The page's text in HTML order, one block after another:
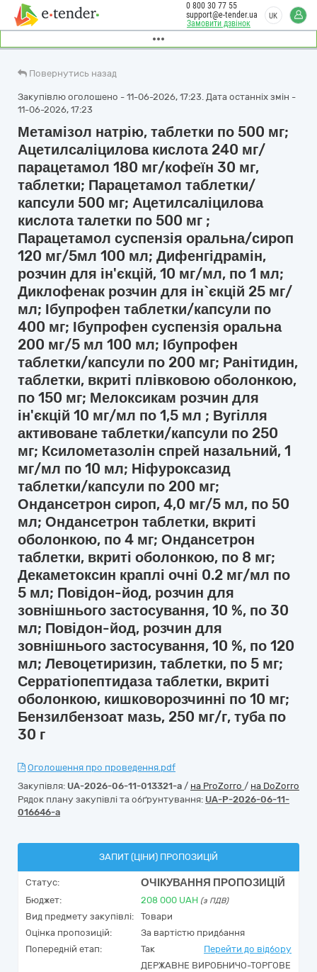
Замовити дзвінок
0 800 30 77 55
support@e-tender.ua
UK
Повернутись назад
Закупівлю оголошено - 11-06-2026, 17:23. Дата останніх змін -
11-06-2026, 17:23
Метамізол натрію, таблетки по 500 мг;
Ацетилсаліцилова кислота 240 мг/
парацетамол 180 мг/кофеїн 30 мг,
таблетки; Парацетамол таблетки/
капсули 500 мг; Ацетилсаліцилова
кислота талетки по 500 мг ;
Парацетамол суспензія оральна/сироп
120 мг/5мл 100 мл; Дифенгідрамін,
розчин для ін'єкцій, 10 мг/мл, по 1 мл;
Диклофенак розчин для ін`єкцій 25 мг/
мл; Ібупрофен таблетки/капсули по
400 мг; Ібупрофен суспензія оральна
200 мг/5 мл 100 мл; Ібупрофен
таблетки/капсули по 200 мг; Ранітидин,
таблетки, вкриті плівковою оболонкою,
по 150 мг; Мелоксикам розчин для
ін'єкцій 10 мг/мл по 1,5 мл ; Вугілля
активоване таблетки/капсули по 250
мг; Ксилометазолін спрей назальний, 1
мг/мл по 10 мл; Ніфуроксазид
таблетки/капсули по 200 мг;
Ондансетрон сироп, 4,0 мг/5 мл, по 50
мл; Ондансетрон таблетки, вкриті
оболонкою, по 4 мг; Ондансетрон
таблетки, вкриті оболонкою, по 8 мг;
Декаметоксин краплі очні 0.2 мг/мл по
5 мл; Повідон-йод, розчин для
зовнішнього застосування, 10 %, по 30
мл; Повідон-йод, розчин для
зовнішнього застосування, 10 %, по 120
мл; Левоцетиризин, таблетки, по 5 мг;
Серратіопептидаза таблетки, вкриті
оболонкою, кишковорозчинні по 10 мг;
Бензилбензоат мазь, 250 мг/г, туба по
30 г
Оголошення про проведення.pdf
Закупівля: UA-2026-06-11-013321-a / на ProZorro / на DoZorro
Рядок плану закупівлі та обґрунтування: UA-P-2026-06-11-
016646-a
ЗАПИТ (ЦІНИ) ПРОПОЗИЦІЙ
Статус: ОЧІКУВАННЯ ПРОПОЗИЦІЙ
Бюджет: 208 000 UAH (з ПДВ)
Вид предмету закупівлі:
Товари
Оцінка пропозицій:
За вартістю придбання
Попередній етап:
Так Перейти до відбору
ДЕРЖАВНЕ ВИРОБНИЧО-ТОРГОВЕ